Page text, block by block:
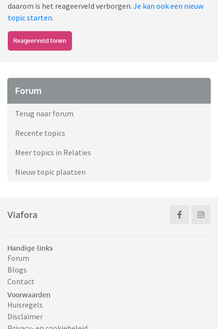
daarom is het reageerveld verborgen. Je kan ook een nieuw
topic starten.
Reageerveld tonen
Forum
Terug naar forum
Recente topics
Meer topics in Relaties
Nieuw topic plaatsen
Viafora
Handige links
Forum
Blogs
Contact
Voorwaarden
Huisregels
Disclaimer